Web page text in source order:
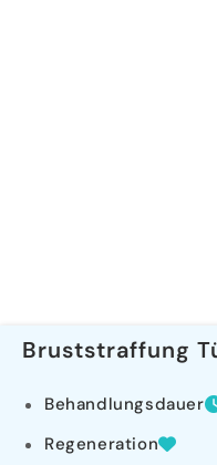
Bruststraffung
Behandlungsdauer
Regeneration